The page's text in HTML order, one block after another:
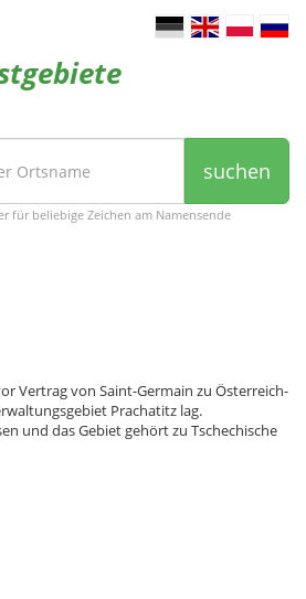
suchen
für beliebige Zeichen am Namensende
Vertrag von Saint-Germain zu Österreich-
Prachatitz lag.
und das Gebiet gehört zu Tschechische